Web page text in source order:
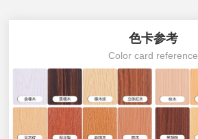
色卡参考
Color card reference